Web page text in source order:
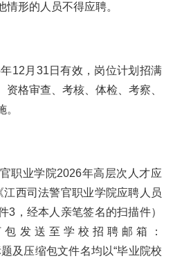
形的人员不得应聘。
12月31日有效，岗位计划招满
资格审查、考核、体检、考察、
职业学院2026年高层次人才应
西司法警官职业学院应聘人员
3，经本人亲笔签名的扫描件）
发送至学校招聘邮箱：
及压缩包文件名均以“毕业院校